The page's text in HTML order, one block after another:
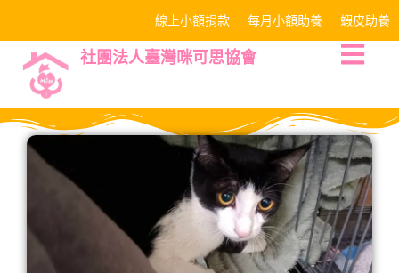
線上小額捐款 每月小額助養 蝦皮助養
社團法人臺灣咪可思協會